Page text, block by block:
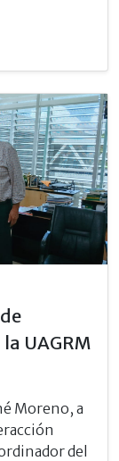
UAGRM
Moreno, a
del